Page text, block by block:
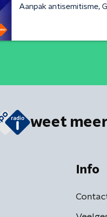
Aanpak antisemitisme,
weet
Info